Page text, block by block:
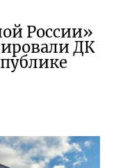
России»
ДК